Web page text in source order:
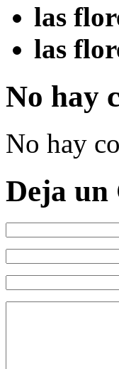
las
las
No hay
No hay
Deja un